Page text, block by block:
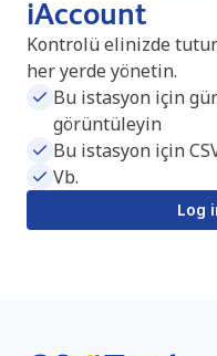
iAccount
Kontrolü elinizde
her yerde yönetin.
Bu istasyon için
görüntüleyin
Bu istasyon için
Vb.
Log